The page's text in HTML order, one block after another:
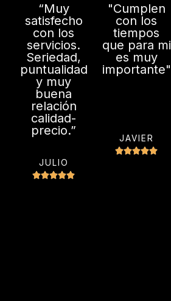
“Muy
satisfecho
con los
servicios.
Seriedad,
puntualidad
y muy
buena
relación
calidad-
precio.”
JULIO
V
"Cumplen
con los
tiempos
que para mi
es muy
importante"
JAVIER
V